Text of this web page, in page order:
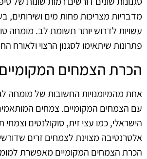
מדבריות מצריכות פחות מים ושירותים,
עשויות לדרוש יותר תשומת לב. מומחה
פתרונות שיתאימו לסגנון הרצוי ולאורח
הכרת הצמחים המקומיים
אחת מהמיומנויות החשובות של מומחה
עם הצמחים המקומיים. צמחים
הישראלי, כמו עצי זית, סוקולנטים וצמחי
אלטרנטיבה מצוינת לצמחים זרים
הכרת הצמחים המקומיים מאפשרת